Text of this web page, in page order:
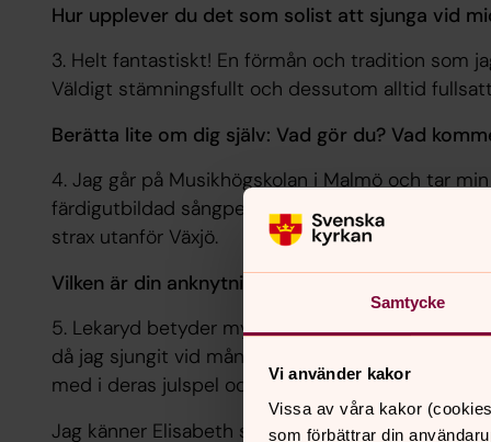
Samtycke
Vi använder kakor
Vissa av våra kakor
som förbättrar din
Hur upplever du det som solist att sjunga vid
3. Helt fantastiskt! En förmån och tradition som
Väldigt stämningsfullt och dessutom alltid
Berätta lite om dig själv: Vad gör du? Vad
4. Jag går på Musikhögskolan i Malmö och tar
färdigutbildad sångpedagog. Jag kommer från
strax utanför Växjö.
Vilken är din anknytning till församlingen/
5. Lekaryd betyder mycket för. Inte minst för att
då jag sjungit vid många olika högtider de senaste
med i deras julspel och spelade Maria.
Jag känner Elisabeth sen jag var liten då min